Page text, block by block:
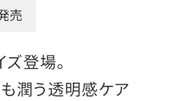
売
登場。
潤う透明感ケア